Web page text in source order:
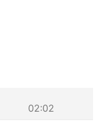
02:02